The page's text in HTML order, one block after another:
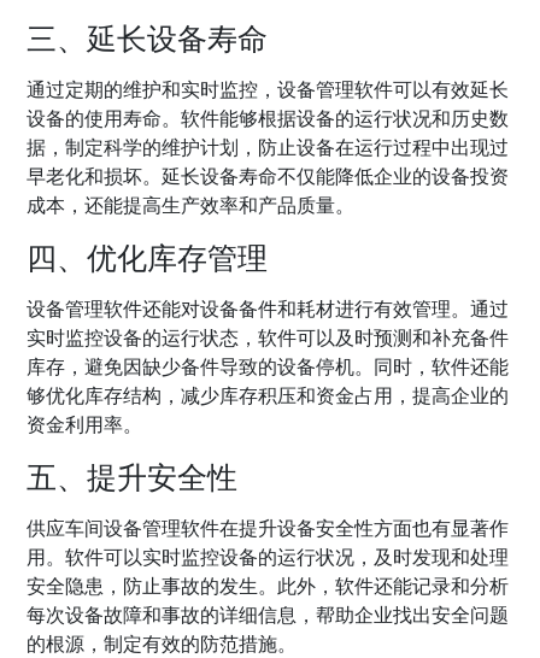
三、延长设备寿命
通过定期的维护和实时监控，设备管理软件可以有效延长
设备的使用寿命。软件能够根据设备的运行状况和历史数
据，制定科学的维护计划，防止设备在运行过程中出现过
早老化和损坏。延长设备寿命不仅能降低企业的设备投资
成本，还能提高生产效率和产品质量。
四、优化库存管理
设备管理软件还能对设备备件和耗材进行有效管理。通过
实时监控设备的运行状态，软件可以及时预测和补充备件
库存，避免因缺少备件导致的设备停机。同时，软件还能
够优化库存结构，减少库存积压和资金占用，提高企业的
资金利用率。
五、提升安全性
供应车间设备管理软件在提升设备安全性方面也有显著作
用。软件可以实时监控设备的运行状况，及时发现和处理
安全隐患，防止事故的发生。此外，软件还能记录和分析
每次设备故障和事故的详细信息，帮助企业找出安全问题
的根源，制定有效的防范措施。